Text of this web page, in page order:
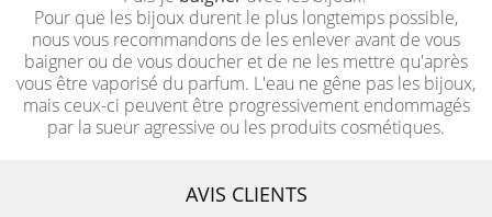
Pour que les bijoux durent le plus longtemps possible,
nous vous recommandons de les enlever avant de vous
baigner ou de vous doucher et de ne les mettre qu'après
vous être vaporisé du parfum. L'eau ne gêne pas les bijoux,
mais ceux-ci peuvent être progressivement endommagés
par la sueur agressive ou les produits cosmétiques.
AVIS CLIENTS